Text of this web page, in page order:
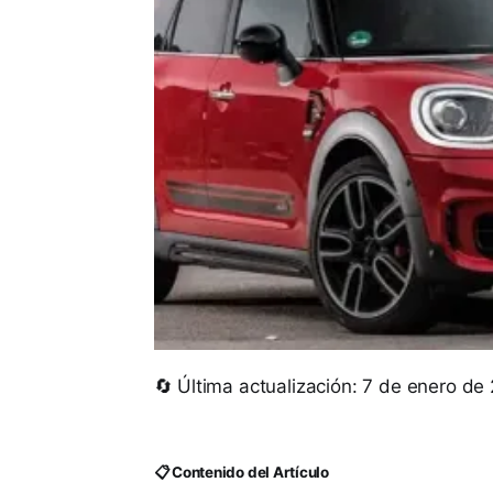
🔄 Última actualización: 7 de enero de
📋 Contenido del Artículo